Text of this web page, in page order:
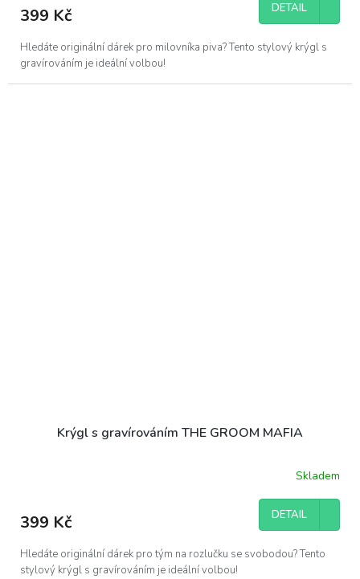
399 Kč DETAIL
Hledáte originální dárek pro milovníka piva? Tento stylový krýgl s
gravírováním je ideální volbou!
Krýgl s gravírováním THE GROOM MAFIA
Skladem
399 Kč DETAIL
Hledáte originální dárek pro tým na rozlučku se svobodou? Tento
stylový krýgl s gravírováním je ideální volbou!